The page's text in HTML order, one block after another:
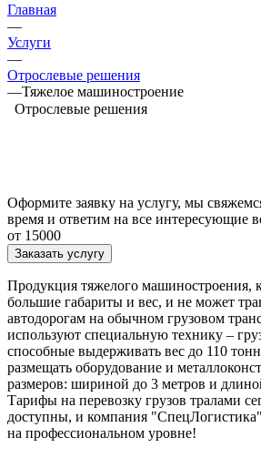
Главная
—
Услуги
—
Отрослевые решения
—Тяжелое машиностроение
Отрослевые решения
Оформите заявку на услугу, мы
время и ответим на все интересующие
от 15000
Заказать услугу
Продукция тяжелого машиностроения,
большие габариты и вес, и не может
автодорогам на обычном грузовом
используют специальную технику –
способные выдерживать вес до 110
размещать оборудование и
размеров: шириной до 3 метров и
Тарифы на перевозку грузов тралами
доступны, и компания "СпецЛогистика"
на профессиональном уровне!